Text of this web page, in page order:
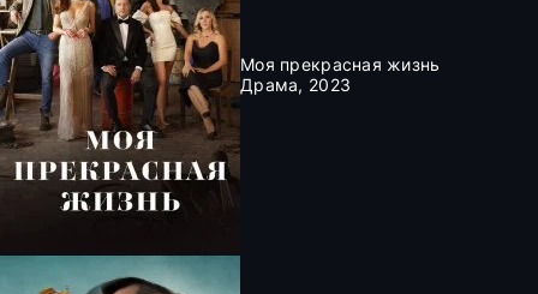
Моя прекрасная жизнь
Драма, 2023